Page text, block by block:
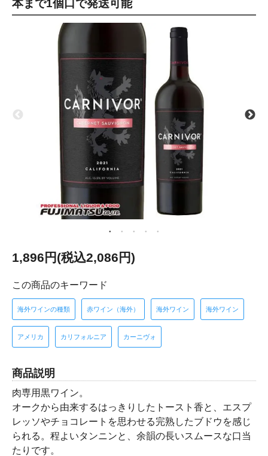
本まで1個口で発送可能
1,896円(税込2,086円)
この商品のキーワード
海外ワインの種類 赤ワイン（海外） 海外ワイン 海外ワイン
アメリカ カリフォルニア カーニヴォ
商品説明
肉専用黒ワイン。
オークから由来するはっきりしたトースト香と、エスプ
レッソやチョコレートを思わせる完熟したブドウを感じ
られる。程よいタンニンと、余韻の長いスムースな口当
たりです。